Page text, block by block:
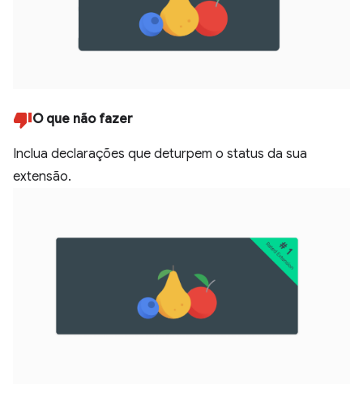
O que não fazer
Inclua declarações que deturpem o status da sua
extensão.